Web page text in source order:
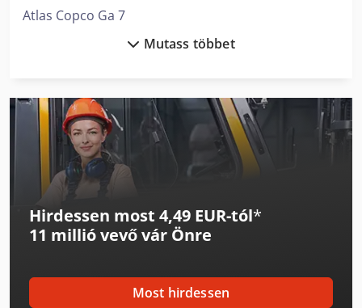
Atlas Copco Ga 7
Atlas Copco Ga 75
Atlas Copco Lf 3
Daf Cf 75
Daf Cf 85
Daf Lf 55
Dieci Mini Agri 26.6
Diosna W 240 A
Mutass többet
Hirdessen most 4,49 EUR-tól*
11 millió vevővár Önre
Most hirdessen